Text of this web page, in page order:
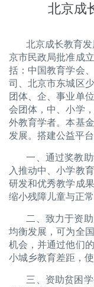
北京成
北京成长教育发
京市民政局批准成
括：中国教育学会
司、北京市东城区
团体、企、事业单
会团体，中、小学
外教育学者。本基
发展。搭建公益平
一、通过奖教助
入推动中、小学教
研发和优秀教学成
缩小残障儿童与正
二、致力于资助
均衡发展，可为全
机会，并通过他们
小城乡教育差距，
三、资助贫困学